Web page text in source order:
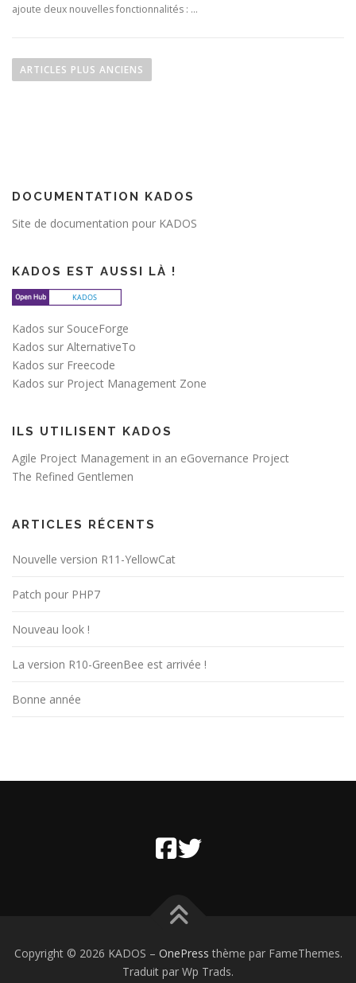
ajoute deux nouvelles fonctionnalités : …
a
i
n
e
s
r
t
i
e
s
ARTICLES PLUS ANCIENS
DOCUMENTATION KADOS
Site de documentation pour KADOS
KADOS EST AUSSI LÀ !
Kados sur SouceForge
Kados sur AlternativeTo
Kados sur Freecode
Kados sur Project Management Zone
ILS UTILISENT KADOS
Agile Project Management in an eGovernance Project
The Refined Gentlemen
ARTICLES RÉCENTS
Nouvelle version R11-YellowCat
Patch pour PHP7
Nouveau look !
La version R10-GreenBee est arrivée !
Bonne année
Copyright © 2026 KADOS – OnePress thème par FameThemes.
Traduit par Wp Trads.